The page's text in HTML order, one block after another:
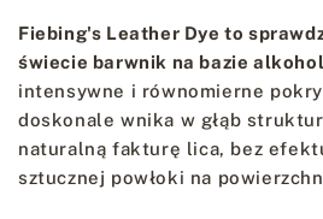
Fiebing's Leather Dye to
świecie barwnik na bazie
intensywne i równomierne
doskonale wnika w głąb
naturalną fakturę lica, bez
sztucznej powłoki na